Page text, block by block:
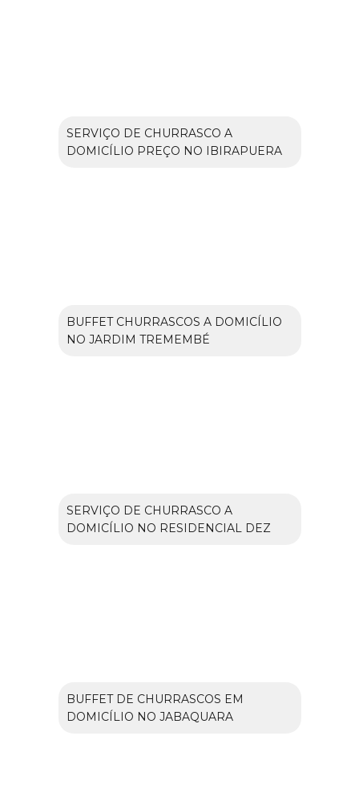
SERVIÇO DE CHURRASCO A
DOMICÍLIO PREÇO NO IBIRAPUERA
BUFFET CHURRASCOS A DOMICÍLIO
NO JARDIM TREMEMBÉ
SERVIÇO DE CHURRASCO A
DOMICÍLIO NO RESIDENCIAL DEZ
BUFFET DE CHURRASCOS EM
DOMICÍLIO NO JABAQUARA